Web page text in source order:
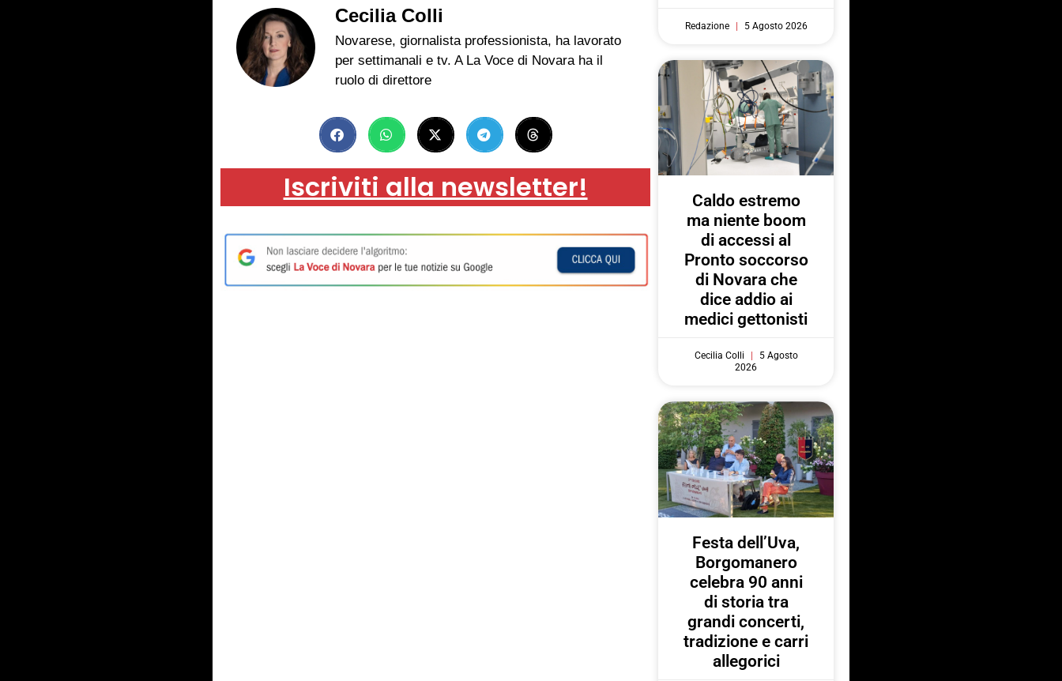
Cecilia Colli
Novarese, giornalista professionista, ha lavorato
per settimanali e tv. A La Voce di Novara ha il
ruolo di direttore
Iscriviti alla newsletter!
Redazione 5 Agosto 2026
Caldo estremo
ma niente boom
di accessi al
Pronto soccorso
di Novara che
dice addio ai
medici gettonisti
Cecilia Colli
5 Agosto
2026
Festa dell’Uva,
Borgomanero
celebra 90 anni
di storia tra
grandi concerti,
tradizione e carri
allegorici